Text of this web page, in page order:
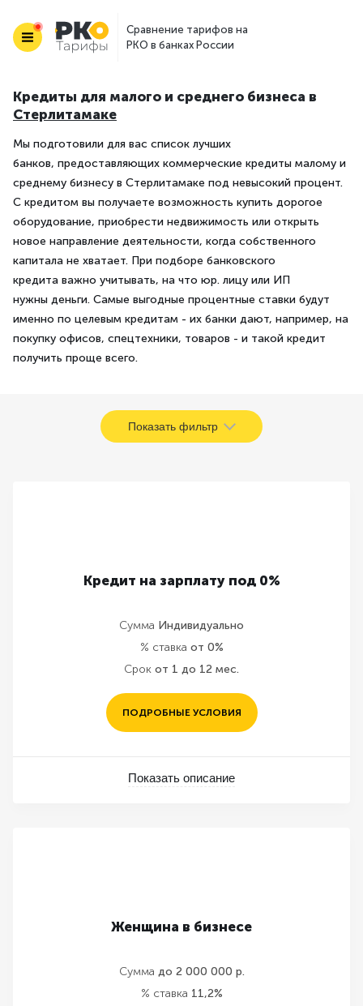
Сравнение тарифов на
РКО в банках России
Кредиты для малого и среднего бизнеса в
Стерлитамаке
Мы подготовили для вас список лучших
банков, предоставляющих коммерческие кредиты малому и
среднему бизнесу в Стерлитамаке под невысокий процент.
С кредитом вы получаете возможность купить дорогое
оборудование, приобрести недвижимость или открыть
новое направление деятельности, когда собственного
капитала не хватает. При подборе банковского
кредита важно учитывать, на что юр. лицу или ИП
нужны деньги. Самые выгодные процентные ставки будут
именно по целевым кредитам - их банки дают, например, на
покупку офисов, спецтехники, товаров - и такой кредит
получить проще всего.
Показать фильтр
Кредит на зарплату под 0%
Сумма Индивидуально
% ставка от 0%
Срок от 1 до 12 мес.
ПОДРОБНЫЕ УСЛОВИЯ
Показать описание
Женщина в бизнесе
Сумма до 2 000 000 р.
% ставка 11,2%